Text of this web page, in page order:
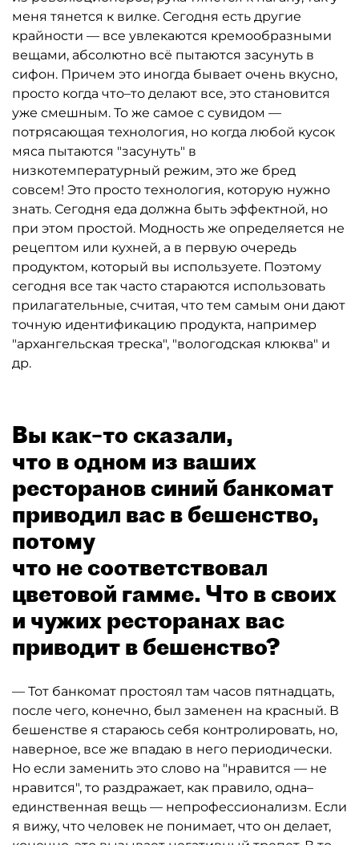
меня тянется к вилке. Сегодня есть другие
крайности — все увлекаются кремообразными
вещами, абсолютно всё пытаются засунуть в
сифон. Причем это иногда бывает очень вкусно,
просто когда что–то делают все, это становится
уже смешным. То же самое с сувидом —
потрясающая технология, но когда любой кусок
мяса пытаются "засунуть" в
низкотемпературный режим, это же бред
совсем! Это просто технология, которую нужно
знать. Сегодня еда должна быть эффектной, но
при этом простой. Модность же определяется не
рецептом или кухней, а в первую очередь
продуктом, который вы используете. Поэтому
сегодня все так часто стараются использовать
прилагательные, считая, что тем самым они дают
точную идентификацию продукта, например
"архангельская треска", "вологодская клюква" и
др.
Вы как–то сказали,
что в одном из ваших
ресторанов синий банкомат
приводил вас в бешенство,
потому
что не соответствовал
цветовой гамме. Что в своих
и чужих ресторанах вас
приводит в бешенство?
— Тот банкомат простоял там часов пятнадцать,
после чего, конечно, был заменен на красный. В
бешенстве я стараюсь себя контролировать, но,
наверное, все же впадаю в него периодически.
Но если заменить это слово на "нравится — не
нравится", то раздражает, как правило, одна–
единственная вещь — непрофессионализм. Если
я вижу, что человек не понимает, что он делает,